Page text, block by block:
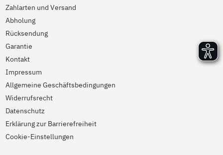
Zahlarten und Versand
Abholung
Rücksendung
Garantie
Kontakt
Impressum
Allgemeine Geschäftsbedingungen
Widerrufsrecht
Datenschutz
Erklärung zur Barrierefreiheit
Cookie-Einstellungen